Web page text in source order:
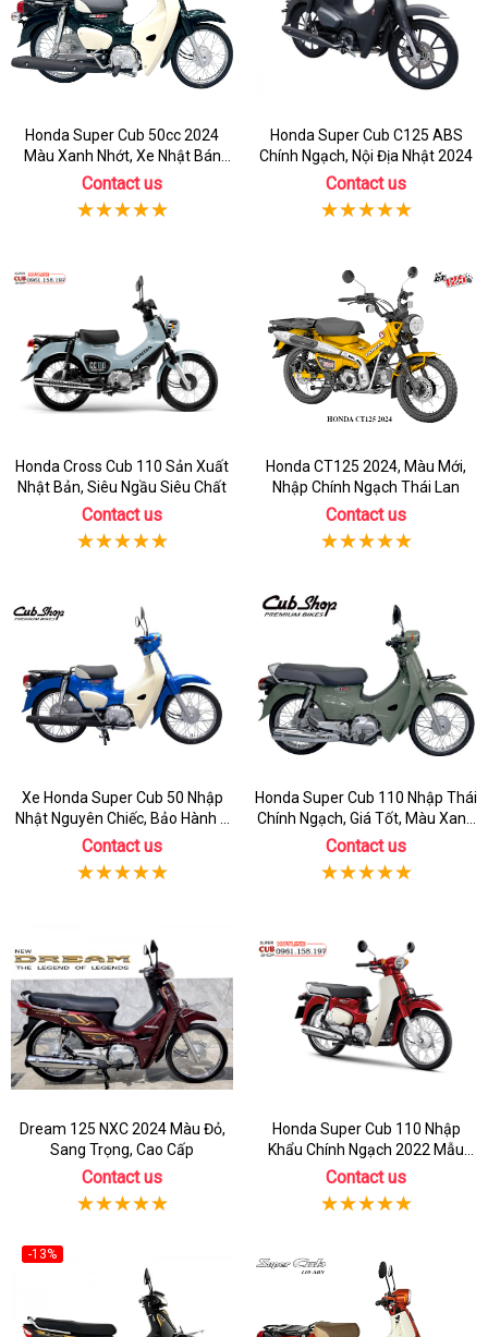
Honda Super Cub 50cc 2024
Màu Xanh Nhớt, Xe Nhật Bán
Chạy Nhất
Contact us
Honda Super Cub C125 ABS
Chính Ngạch, Nội Địa Nhật 2024
Contact us
Honda Cross Cub 110 Sản Xuất
Nhật Bản, Siêu Ngầu Siêu Chất
Contact us
Honda CT125 2024, Màu Mới,
Nhập Chính Ngạch Thái Lan
Contact us
Xe Honda Super Cub 50 Nhập
Nhật Nguyên Chiếc, Bảo Hành 3
Năm
Contact us
Honda Super Cub 110 Nhập Thái
Chính Ngạch, Giá Tốt, Màu Xanh
Rêu
Contact us
Dream 125 NXC 2024 Màu Đỏ,
Sang Trọng, Cao Cấp
Contact us
Honda Super Cub 110 Nhập
Khẩu Chính Ngạch 2022 Mẫu
Mới
Contact us
-13%